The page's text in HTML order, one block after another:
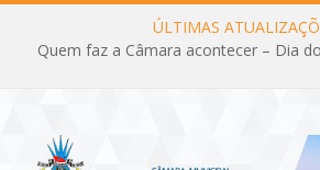
ÚLTIMAS
Quem faz a Câmara acontecer – Dia